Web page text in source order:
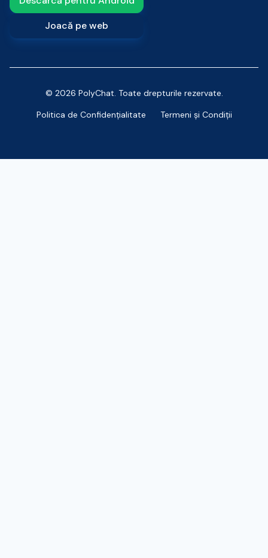
Joacă pe web
© 2026 PolyChat. Toate drepturile rezervate.
Politica de Confidențialitate
Termeni și Condiții